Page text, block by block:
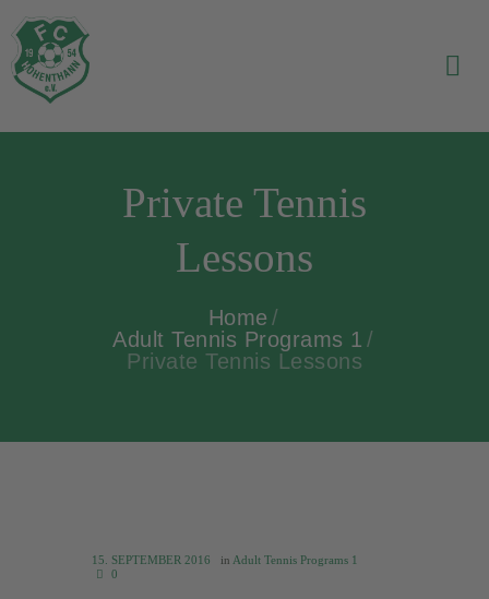
Private Tennis
Lessons
Home
Adult Tennis Programs 1
Private Tennis Lessons
15. SEPTEMBER 2016 in Adult Tennis Programs 1
0